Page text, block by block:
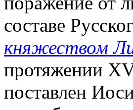
составе
княжеством
протяжении
поставлен